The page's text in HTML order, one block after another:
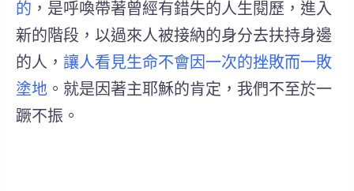
的 ，是呼喚帶著曾經有錯失的人生閱歷，進入
新的階段，以過來人被接納的身分去扶持身邊
的人， 讓人看見生命不會因一次的挫敗而一敗
塗地。就是因著主耶穌的肯定，我們不至於一
蹶不振。